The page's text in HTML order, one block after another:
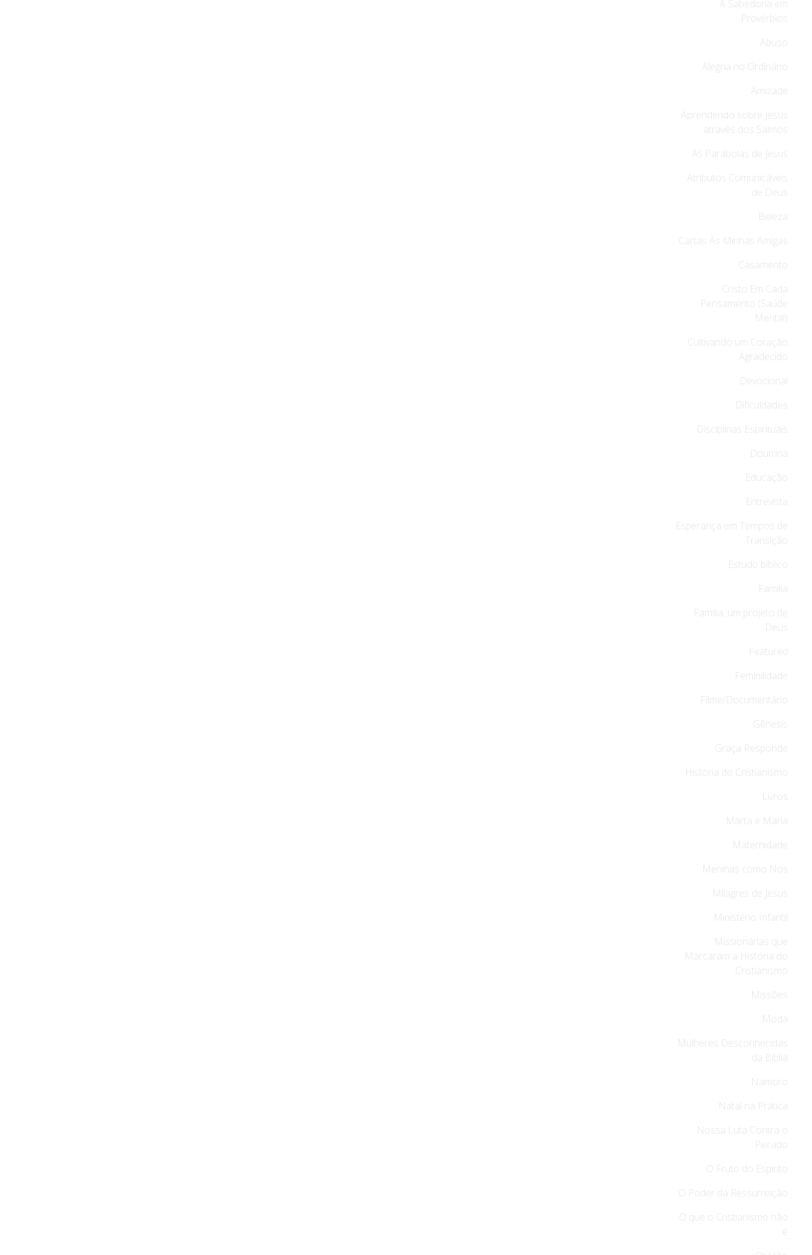
A Sabedoria em
Provérbios
Abuso
Alegria no Ordinário
Amizade
Aprendendo sobre Jesus
através dos Salmos
As Parábolas de Jesus
Atributos Comunicáveis
de Deus
Beleza
Cartas Às Minhas Amigas
Casamento
Cristo Em Cada
Pensamento (Saúde
Mental)
Cultivando um Coração
Agradecido
Devocional
Dificuldades
Disciplinas Espirituais
Doutrina
Educação
Entrevista
Esperança em Tempos de
Transição
Estudo bíblico
Família
Família, um projeto de
Deus
Featured
Feminilidade
Filme/Documentário
Gênesis
Graça Responde
História do Cristianismo
Livros
Marta e Maria
Maternidade
Meninas como Nós
Milagres de Jesus
Ministério Infantil
Missionárias que
Marcaram a História do
Cristianismo
Missões
Moda
Mulheres Desconhecidas
da Bíblia
Namoro
Natal na Prática
Nossa Luta Contra o
Pecado
O Fruto do Espírito
O Poder da Ressurreição
O que o Cristianismo não
é